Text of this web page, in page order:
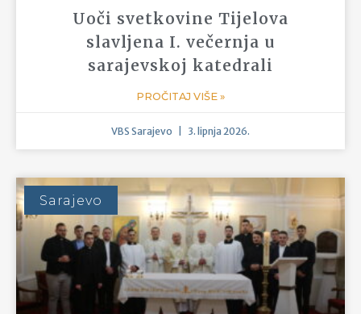
Oproštajna misa duhovnika
VBS-a vlč. Marka Hrskanovića
PROČITAJ VIŠE »
Mostar